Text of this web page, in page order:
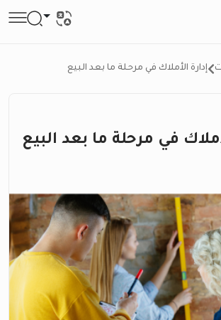
إدارة الأملاك في مرحلة ما بعد البيع
في مرحلة ما بعد البيع